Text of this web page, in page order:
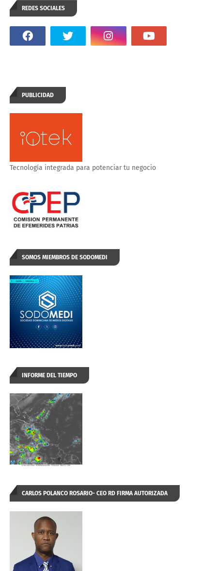
REDES SOCIALES
PUBLICIDAD
Tecnología integrada para potenciar tu negocio
SOMOS MIEMBROS DE SODOMEDI
INFORME DEL TIEMPO
CARLOS POLANCO ROSARIO- CEO RD FIRMA AUTORIZADA